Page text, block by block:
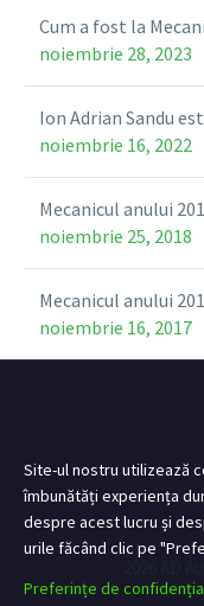
Cum a fost la
noiembrie 28, 2023
Ion Adrian Sandu
noiembrie 16, 2022
Mecanicul anului
noiembrie 25, 2018
Mecanicul anului
noiembrie 16, 2017
2026 AD
Site-ul nostru utilizează
îmbunătăți experiența
despre acest lucru și
urile făcând clic pe
Preferințe de